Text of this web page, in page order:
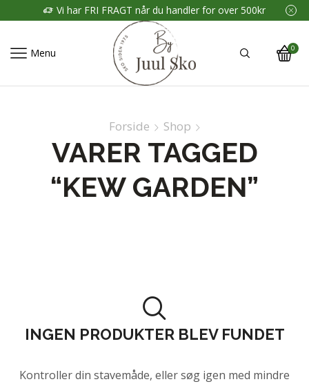
Vi har FRI FRAGT når du handler for over 500kr
Menu 0
Forside Shop
VARER TAGGED
“KEW GARDEN”
INGEN PRODUKTER BLEV FUNDET
Kontroller din stavemåde, eller søg igen med mindre